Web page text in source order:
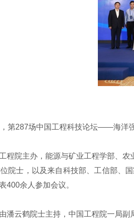
287场中国工程科技论坛——海洋强
院主办，能源与矿业工程学部、农
院士，以及来自科技部、工信部、
400余人参加会议。
云鹤院士主持，中国工程院一局副